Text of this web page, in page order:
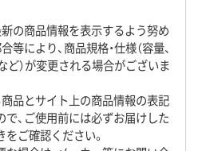
の商品情報を表示するよう努め
により、商品規格・仕様（容量、
ど）が変更される場合がございま
品とサイト上の商品情報の表記
、ご使用前には必ずお届けした
ご確認ください。